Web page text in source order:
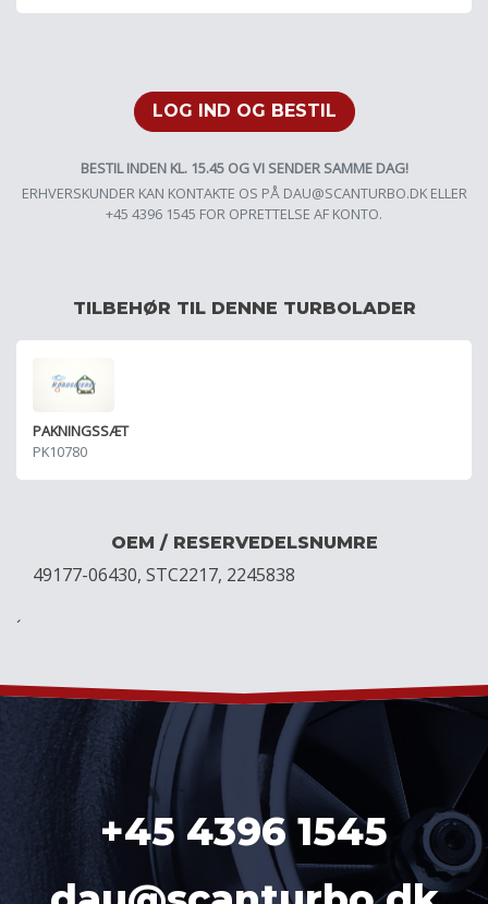
LOG IND OG BESTIL
BESTIL INDEN KL. 15.45 OG VI SENDER SAMME DAG!
ERHVERSKUNDER KAN KONTAKTE OS PÅ DAU@SCANTURBO.DKELLER
+45 4396 1545 FOR OPRETTELSE AF KONTO.
TILBEHØR TIL DENNE TURBOLADER
PAKNINGSSÆT
PK10780
OEM / RESERVEDELSNUMRE
49177-06430, STC2217, 2245838
´
+45 4396 1545